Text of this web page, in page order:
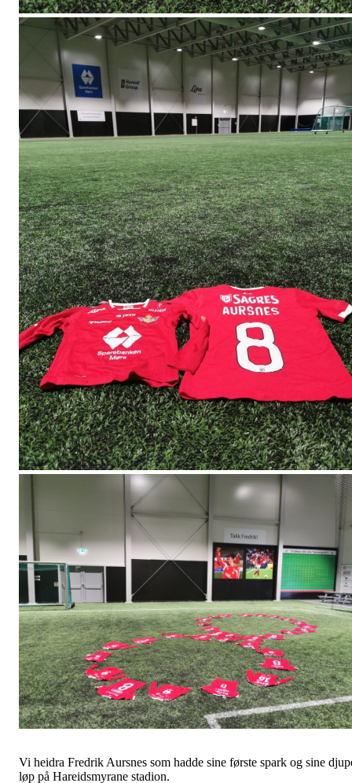
Vi heidra Fredrik Aursnes som hadde sine første spark og sine
løp på Hareidsmyrane stadion.